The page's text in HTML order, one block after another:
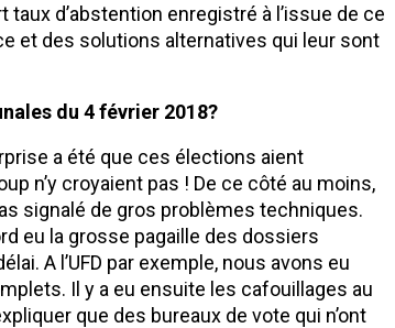
d’abstention enregistré à l’issue de ce
et des solutions alternatives qui leur sont
du 4 février 2018?
a été que ces élections aient
n’y croyaient pas ! De ce côté au moins,
signalé de gros problèmes techniques.
eu la grosse pagaille des dossiers
A l’UFD par exemple, nous avons eu
Il y a eu ensuite les cafouillages au
que des bureaux de vote qui n’ont